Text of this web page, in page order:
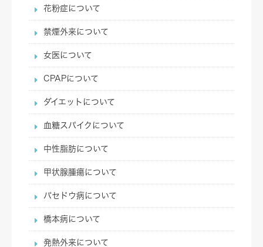
花粉症について
禁煙外来について
女医について
CPAPについて
ダイエットについて
血糖スパイクについて
中性脂肪について
甲状腺腫瘍について
バセドウ病について
橋本病について
発熱外来について